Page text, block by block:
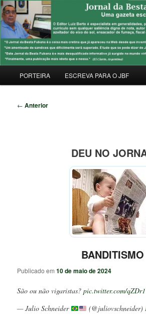
Pular
para
o
conteúdo
principalJORNAL DA BESTA FUBANA
Uma Gazeta Escrota
principal
PORTEIRA ESCREVA PARA O JBF
Navegação
← Anterior
DEU NO
BANDITISMO
Publicado em10 de maio de 2024
São ou não vigaristas?pic.twitter.com/
— Julio Schneider
(@juliovschneider)